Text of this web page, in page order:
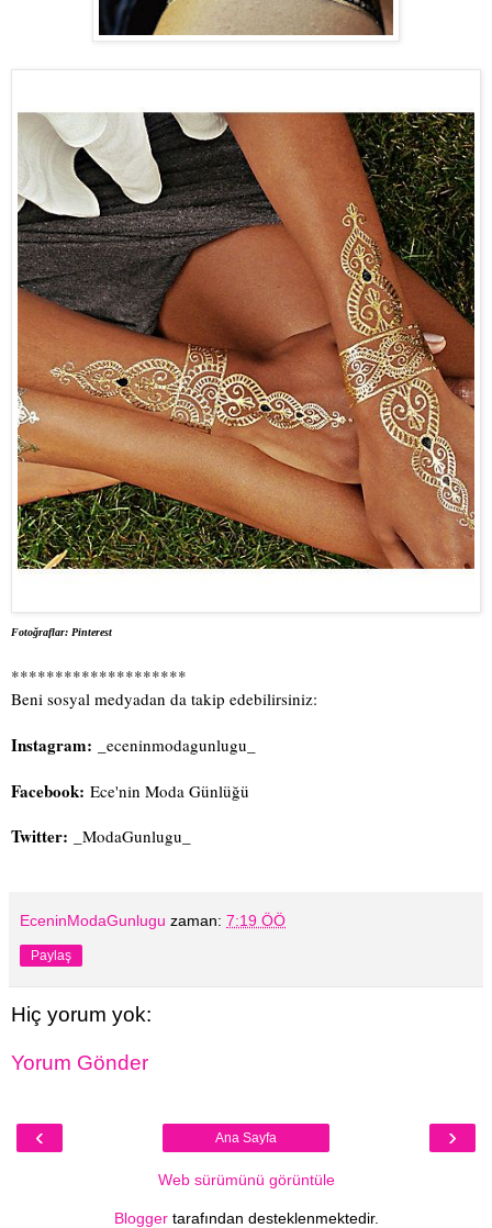
Fotoğraflar: Pinterest
********************
Beni sosyal medyadan da takip edebilirsiniz:
Instagram: _eceninmodagunlugu_
Facebook: Ece'nin Moda Günlüğü
Twitter: _ModaGunlugu_
EceninModaGunlugu zaman: 7:19 ÖÖ
Paylaş
Hiç yorum yok:
Yorum Gönder
‹ ›
Ana Sayfa
Web sürümünü görüntüle
Bloggertarafından desteklenmektedir.